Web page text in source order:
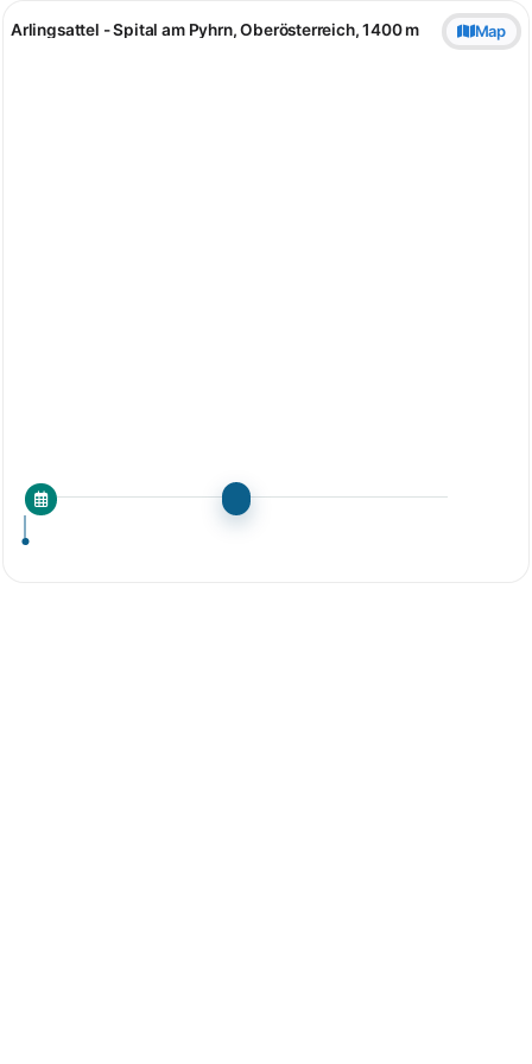
Arlingsattel - Spital am Pyhrn, Oberösterreich, 1400 m Map